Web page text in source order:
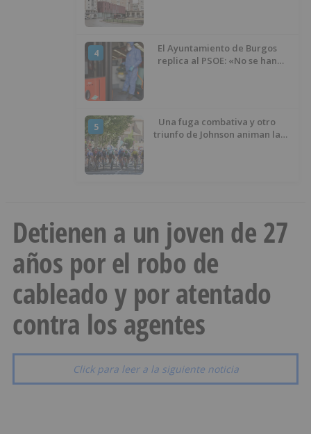
4
El Ayuntamiento de Burgos
replica al PSOE: «No se han
5
Una fuga combativa y otro
triunfo de Johnson animan la
Detienen a un joven de 27
años por el robo de
cableado y por atentado
contra los agentes
Click para leer a la siguiente noticia